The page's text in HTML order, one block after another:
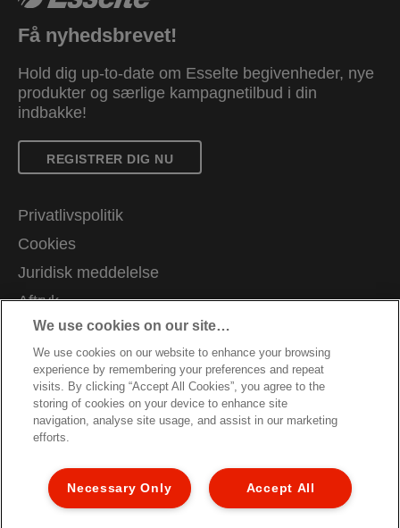
Få nyhedsbrevet!
Hold dig up-to-date om Esselte begivenheder, nye
produkter og særlige kampagnetilbud i din
indbakke!
REGISTRER DIG NU
Privatlivspolitik
Cookies
Juridisk meddelelse
Aftryk
Administrer mine data
Kundesupport
Karrierer
Garantibetingelser
Overensstemmelseserklæringer
Vejledning om genbrug af emballage
Sitemap
We use cookies on our site…
We use cookies on our website to enhance your browsing
experience by remembering your preferences and repeat
visits. By clicking “Accept All Cookies”, you agree to the
storing of cookies on your device to enhance site
navigation, analyse site usage, and assist in our marketing
efforts.
Accept All
Necessary Only